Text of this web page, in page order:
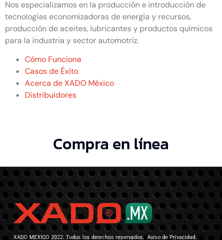
Nos especializamos en la producción e introducción de
tecnologías economizadoras de energía y recursos,
producción de aceites, lubricantes y productos químicos
para la industria y sector automotriz.
Cómo Funciona
Casos de Éxito
Acerca de XADO México
Distribuidores
Compra en línea
XADO MEXICO 2022. Todos los derechos reservados. Aviso de Privacidad.